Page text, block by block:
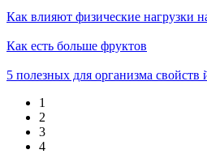
Как влияют физические нагрузки
Как есть больше фруктов
5 полезных для организма свойств
1
2
3
4